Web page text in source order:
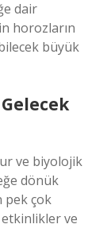
dair
horozların
büyük
ve biyolojik
dönük
pek çok
etkinlikler ve